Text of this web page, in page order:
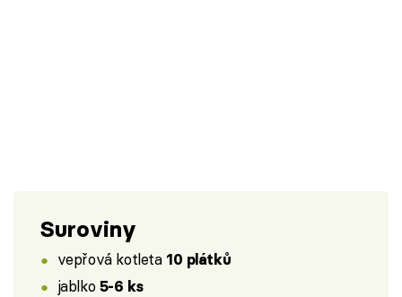
Suroviny
vepřová kotleta 10 plátků
jablko 5-6 ks